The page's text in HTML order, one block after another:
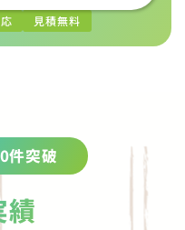
見積無料
件突破
績